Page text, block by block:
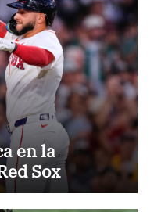
en la
Sox